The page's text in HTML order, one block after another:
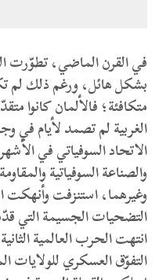
في القرن الماضي، تطوّرت
بشكل هائل، ورغم ذلك لم
متكافئة؛ فالألمان كانوا
الغربية لم تصمد لأيام في
الاتحاد السوفياتي في
والصناعة السوفياتية
وغيرهما، استنزفت
التضحيات الجسيمة التي
انتهت الحرب العالمية
التفوّق العسكري للولايات